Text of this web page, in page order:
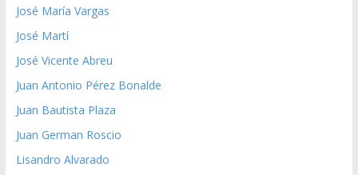
José María Vargas
José Martí
José Vicente Abreu
Juan Antonio Pérez Bonalde
Juan Bautista Plaza
Juan German Roscio
Lisandro Alvarado